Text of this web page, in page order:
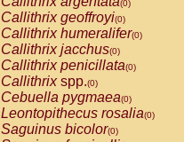
(0)
Callithrix geoffroyi(0)
Callithrix humeralifer(0)
Callithrix jacchus(0)
Callithrix penicillata(0)
Callithrixspp.(0)
Cebuella pygmaea(0)
Leontopithecus rosalia(0)
Saguinus bicolor(0)